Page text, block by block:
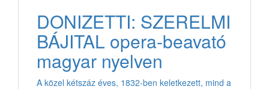
DONIZETTI: SZERELMI
BÁJITAL opera-beavató
magyar nyelven
A közel kétszáz éves, 1832-ben keletkezett, mind a